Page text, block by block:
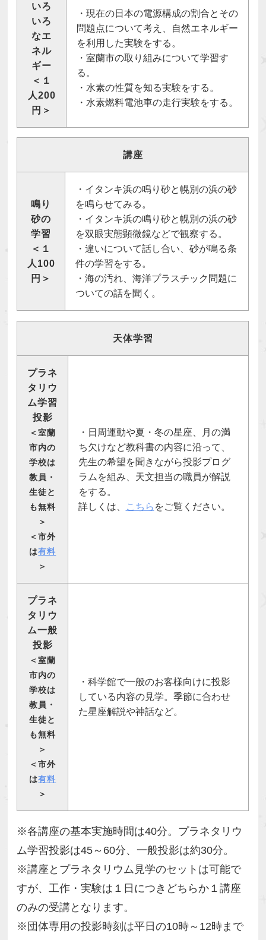
いろ
いろ
なエ
ネル
ギー
＜１
人200
円＞
・現在の日本の電源構成の割合とその
問題点について考え、自然エネルギー
を利用した実験をする。
・室蘭市の取り組みについて学習す
る。
・水素の性質を知る実験をする。
・水素燃料電池車の走行実験をする。
講座
鳴り
砂の
学習
＜１
人100
円＞
・イタンキ浜の鳴り砂と幌別の浜の砂
を鳴らせてみる。
・イタンキ浜の鳴り砂と幌別の浜の砂
を双眼実態顕微鏡などで観察する。
・違いについて話し合い、砂が鳴る条
件の学習をする。
・海の汚れ、海洋プラスチック問題に
ついての話を聞く。
天体学習
プラネ
タリウ
ム学習
投影
＜室蘭
市内の
学校は
教員・
生徒と
も無料
＞
＜市外
は有料
＞
・日周運動や夏・冬の星座、月の満
ち欠けなど教科書の内容に沿って、
先生の希望を聞きながら投影プログ
ラムを組み、天文担当の職員が解説
をする。
詳しくは、
こちら をご覧ください。
プラネ
タリウ
ム一般
投影
＜室蘭
市内の
学校は
教員・
生徒と
も無料
＞
＜市外
は有料
＞
・科学館で一般のお客様向けに投影
している内容の見学。季節に合わせ
た星座解説や神話など。
※各講座の基本実施時間は40分。プラネタリウ
ム学習投影は45～60分、一般投影は約30分。
※講座とプラネタリウム見学のセットは可能で
すが、工作・実験は１日につきどちらか１講座
のみの受講となります。
※団体専用の投影時刻は平日の10時～12時まで